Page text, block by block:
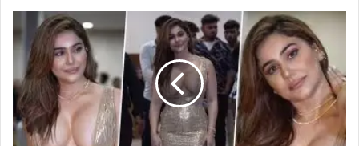
Kangna
Sharma
Cleavage
Show
:
‘ग्रेट
ग्रांड
मस्ती’